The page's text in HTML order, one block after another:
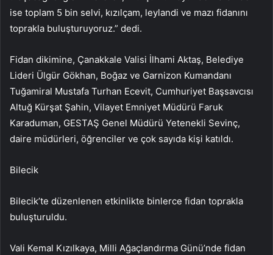
ise toplam 5 bin selvi, kızılçam, leylandi ve mazı fidanını
toprakla buluşturuyoruz.” dedi.
Fidan dikimine, Çanakkale Valisi İlhami Aktaş, Belediye
Lideri Ülgür Gökhan, Boğaz ve Garnizon Kumandanı
Tuğamiral Mustafa Turhan Ecevit, Cumhuriyet Başsavcısı
Altuğ Kürşat Şahin, Vilayet Emniyet Müdürü Faruk
Karaduman, GESTAŞ Genel Müdürü Yetenekli Sevinç,
daire müdürleri, öğrenciler ve çok sayıda kişi katıldı.
Bilecik
Bilecik’te düzenlenen etkinlikte binlerce fidan toprakla
buluşturuldu.
Vali Kemal Kızılkaya, Milli Ağaçlandırma Günü’nde fidan